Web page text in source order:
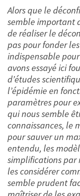
Alors que le
semble important
de réaliser le
pas pour fonder
indispensable
avons essayé ici
d’études
l’épidémie en
paramètres pour
qui nous semble
connaissances, le
pour sauver un
entendu, les
simplifications
les considérer
semble prudent